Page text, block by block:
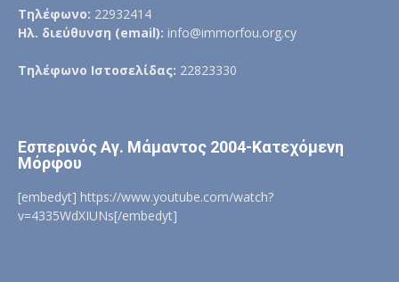
Τηλέφωνο: 22932414
Ηλ. διεύθυνση (email): info@immorfou.org.cy
Τηλέφωνο Ιστοσελίδας: 22823330
Εσπερινός Αγ. Μάμαντος 2004-Κατεχόμενη
Μόρφου
[embedyt] https://www.youtube.com/watch?
v=4335WdXIUNs[/embedyt]